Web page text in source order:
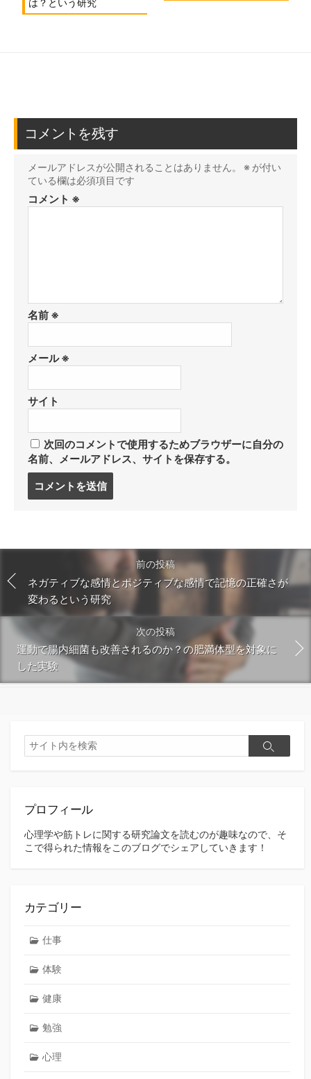
コメントを残す
メールアドレスが公開されることはありません。 ※ が付い
ている欄は必須項目です
コメント ※
名前 ※
メール※
サイト
次回のコメントで使用するためブラウザーに自分の
名前、メールアドレス、サイトを保存する。
る
前の投稿
ネガティブな感情とポジティブな感情で記憶の正確さが
変わるという研究
次の投稿
運動で腸内細菌も改善されるのか？の肥満体型を対象に
した実験
検
索
検
プロフィール
心理学や筋トレに関する研究論文を読むのが趣味なので、そ
こで得られた情報をこのブログでシェアしていきます！
カテゴリー
仕事
体験
健康
勉強
心理